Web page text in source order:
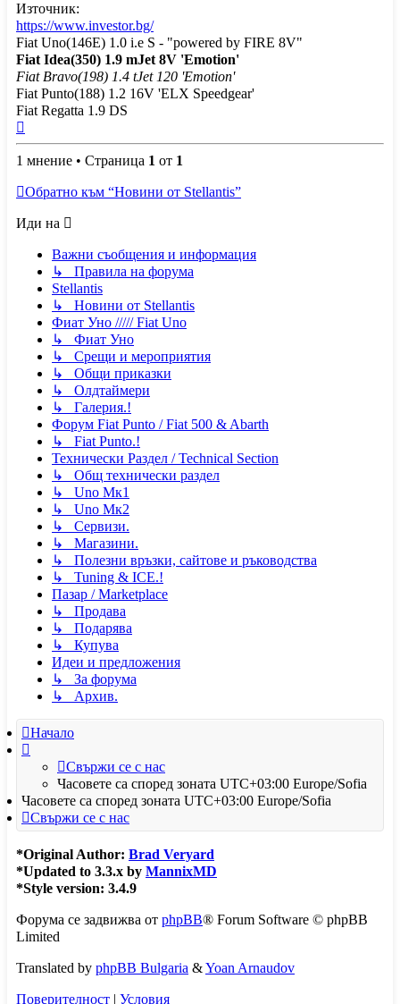
Източник:
https://www.investor.bg/
Fiat Uno(146E) 1.0 i.e S - "powered by FIRE 8V"
Fiat Idea(350) 1.9 mJet 8V 'Emotion'
Fiat Bravo(198) 1.4 tJet 120 'Emotion'
Fiat Punto(188) 1.2 16V 'ELX Speedgear'
Fiat Regatta 1.9 DS
се
в
1 мнение • Страница 1 от 1
Обратно към “Новини от Stellantis”
Иди на
Важни съобщения и информация
↳ Правила на форума
Stellantis
↳ Новини от Stellantis
Фиат Уно ///// Fiat Uno
↳ Фиат Уно
↳ Срещи и мероприятия
↳ Общи приказки
↳ Олдтаймери
↳ Галерия.!
Форум Fiat Punto / Fiat 500 & Abarth
↳ Fiat Punto.!
Технически Раздел / Technical Section
↳ Общ технически раздел
↳ Uno Мк1
↳ Uno Мк2
↳ Сервизи.
↳ Магазини.
↳ Полезни връзки, сайтове и ръководства
↳ Tuning & ICE.!
Пазар / Marketplace
↳ Продава
↳ Подарява
↳ Купува
Идеи и предложения
↳ За форума
↳ Архив.
Начало
Свържи се с нас
Часовете са според зоната UTC+03:00 Europe/Sofia
Часовете са според зоната UTC+03:00 Europe/Sofia
Свържи се с нас
*Original Author: Brad Veryard
*Updated to 3.3.x by MannixMD
*Style version: 3.4.9
Форума се задвижва от phpBB® Forum Software © phpBB
Limited
Translated by phpBB Bulgaria &Yoan Arnaudov
Поверителност | Условия